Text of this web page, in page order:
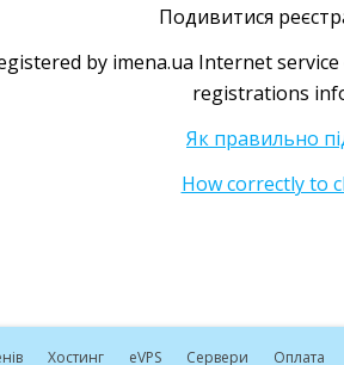
Подивитися
by imena.ua Internet
registrations
Як правильно
How correctly to
Хостинг eVPS Сервери Оплата